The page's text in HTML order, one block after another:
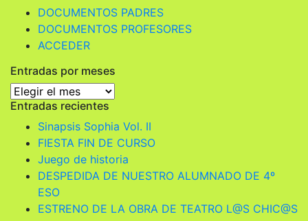
DOCUMENTOS PADRES
DOCUMENTOS PROFESORES
ACCEDER
Entradas por meses
Entradas
por
meses
Entradas recientes
Sinapsis Sophia Vol. II
FIESTA FIN DE CURSO
Juego de historia
DESPEDIDA DE NUESTRO ALUMNADO DE 4º
ESO
ESTRENO DE LA OBRA DE TEATRO L@S CHIC@S